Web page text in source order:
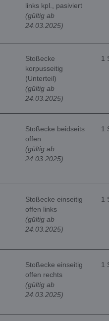
links kpl., pasiviert
(gültig ab
24.03.2025)
Stoßecke
korpusseitig
(Unterteil)
(gültig ab
24.03.2025)
1
Stoßecke beidseits
offen
(gültig ab
24.03.2025)
1
Stoßecke einseitig
offen links
(gültig ab
24.03.2025)
1
Stoßecke einseitig
offen rechts
(gültig ab
24.03.2025)
1